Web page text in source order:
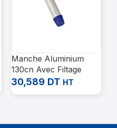
Manche Aluminium
130cn Avec Filtage
Italienne
30,589 DT HT